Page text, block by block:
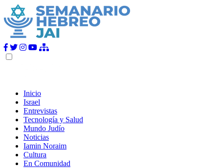
Inicio
Israel
Entrevistas
Tecnología y Salud
Mundo Judío
Noticias
Iamin Noraim
Cultura
En Comunidad